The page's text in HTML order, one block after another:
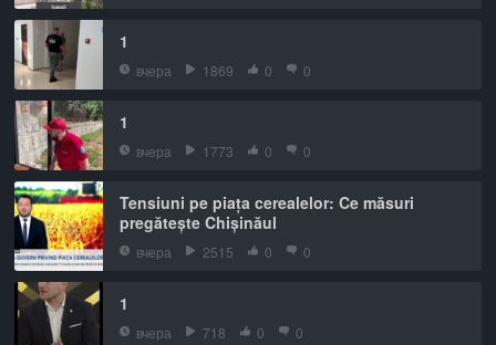
1
вчера 1869 0 0
1
вчера 1773 0 0
Tensiuni pe piața cerealelor: Ce măsuri
pregătește Chișinăul
вчера 2515 0 0
1
вчера 718 0 0